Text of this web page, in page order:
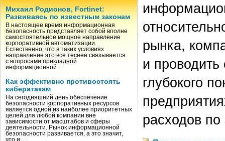
Михаил Родионов, Fortinet:
Развиваясь по известным законам
В настоящее время информационная
безопасность представляет собой вполне
самостоятельное мощное направление
корпоративной автоматизации.
Естественно, что в таких условиях
направление это все теснее связывается
с вопросами прикладной
информационной …
Как эффективно противостоять
кибератакам
На сегодняшний день обеспечение
безопасности корпоративных ресурсов
является одной из наиболее приоритетных
целей для любой компании вне
зависимости от масштабов и сферы
деятельности. Рынок информационной
безопасности развивается, а это значит,
что и …
рынка,
и
глубокого
расходов